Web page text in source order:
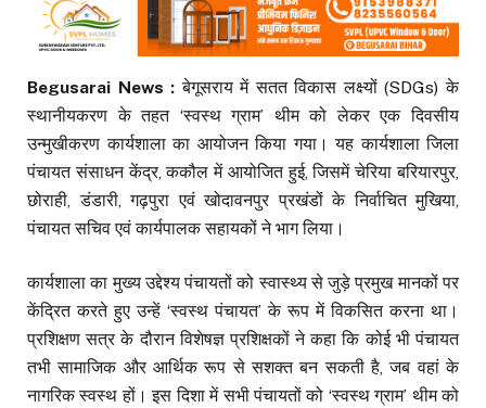
Begusarai News :बेगूसराय में सतत विकास लक्ष्यों (SDGs) के
स्थानीयकरण के तहत ‘स्वस्थ ग्राम’ थीम को लेकर एक दिवसीय
उन्मुखीकरण कार्यशाला का आयोजन किया गया। यह कार्यशाला जिला
पंचायत संसाधन केंद्र, ककौल में आयोजित हुई, जिसमें चेरिया बरियारपुर,
छोराही, डंडारी, गढ़पुरा एवं खोदावनपुर प्रखंडों के निर्वाचित मुखिया,
पंचायत सचिव एवं कार्यपालक सहायकों ने भाग लिया।
कार्यशाला का मुख्य उद्देश्य पंचायतों को स्वास्थ्य से जुड़े प्रमुख मानकों पर
केंद्रित करते हुए उन्हें ‘स्वस्थ पंचायत’ के रूप में विकसित करना था।
प्रशिक्षण सत्र के दौरान विशेषज्ञ प्रशिक्षकों ने कहा कि कोई भी पंचायत
तभी सामाजिक और आर्थिक रूप से सशक्त बन सकती है, जब वहां के
नागरिक स्वस्थ हों। इस दिशा में सभी पंचायतों को ‘स्वस्थ ग्राम’ थीम को